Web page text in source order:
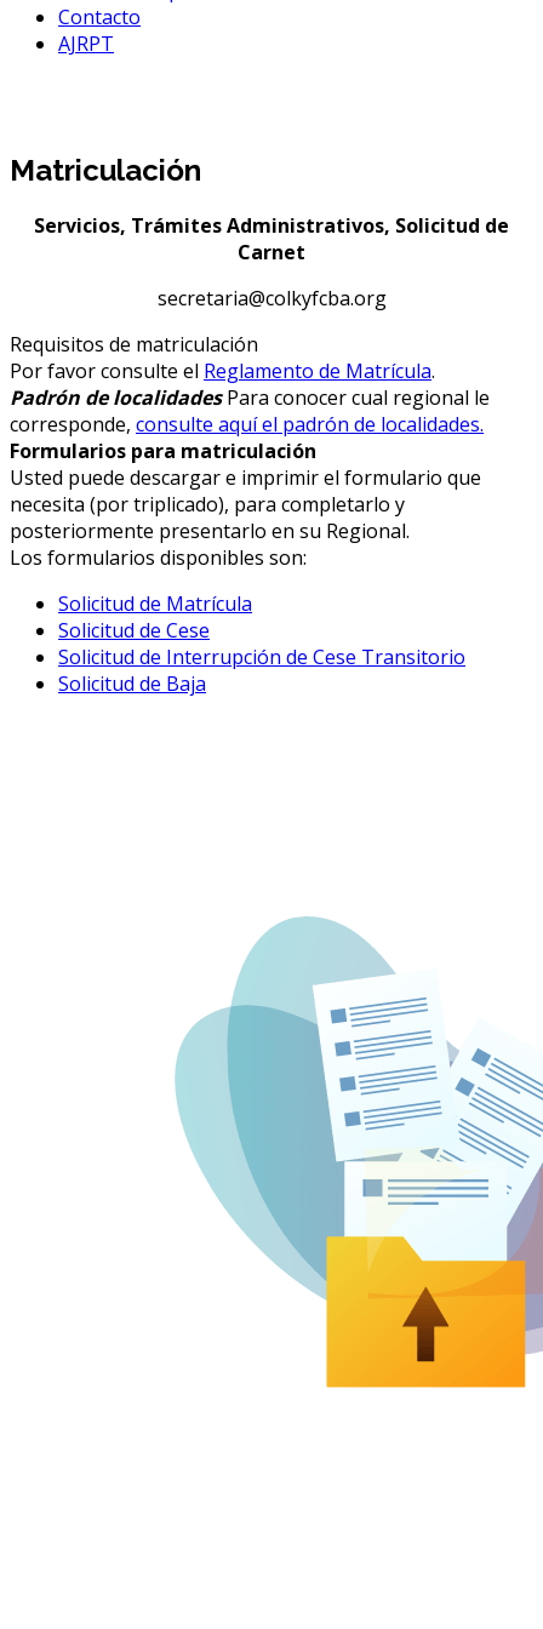
Contacto
AJRPT
Matriculación
Servicios, Trámites Administrativos, Solicitud de
Carnet
secretaria@colkyfcba.org
Requisitos de matriculación
Por favor consulte el Reglamento de Matrícula.
Padrón de localidades Para conocer cual regional le
corresponde, consulte aquí el padrón de localidades.
Formularios para matriculación
Usted puede descargar e imprimir el formulario que
necesita (por triplicado), para completarlo y
posteriormente presentarlo en su Regional.
Los formularios disponibles son:
Solicitud de Matrícula
Solicitud de Cese
Solicitud de Interrupción de Cese Transitorio
Solicitud de Baja